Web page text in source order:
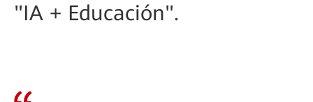
"IA + Educación".